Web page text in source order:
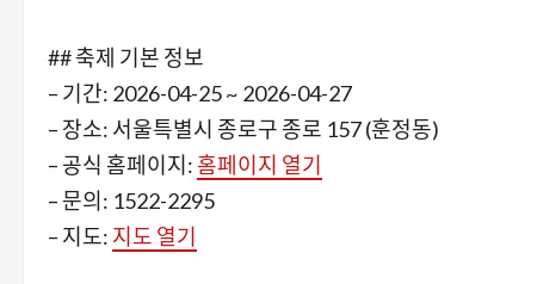
## 축제 기본 정보
– 기간: 2026-04-25 ~ 2026-04-27
– 장소: 서울특별시 종로구 종로 157 (훈정동)
– 공식 홈페이지:홈페이지 열기
– 문의: 1522-2295
– 지도: 지도 열기